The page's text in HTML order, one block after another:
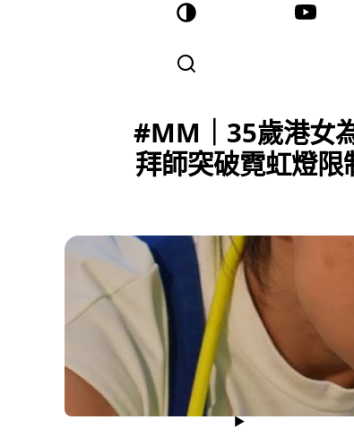
#MM｜35歲港女
拜師突破霓虹燈